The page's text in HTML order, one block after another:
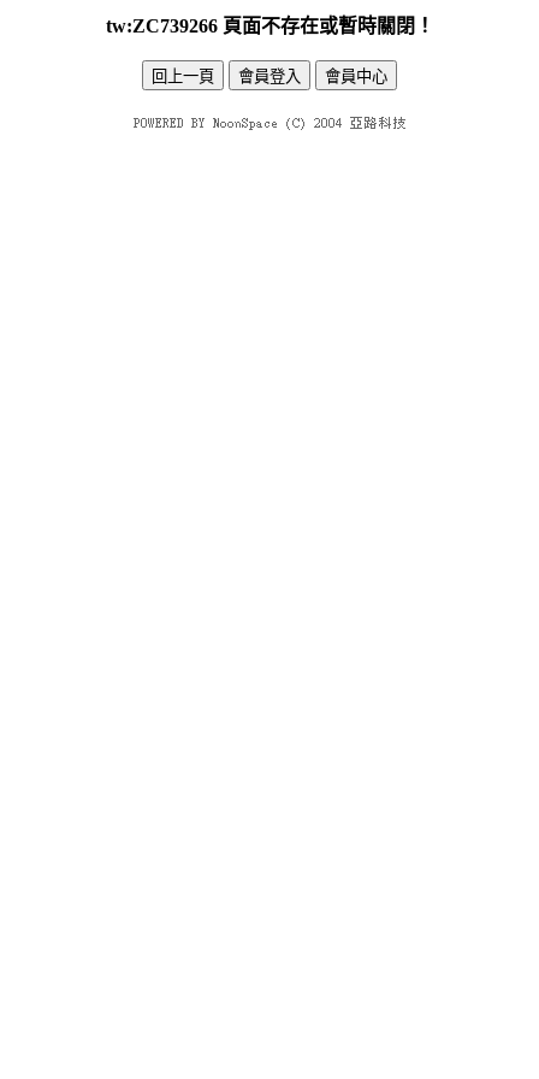
tw:ZC739266 頁面不存在或暫時關閉！